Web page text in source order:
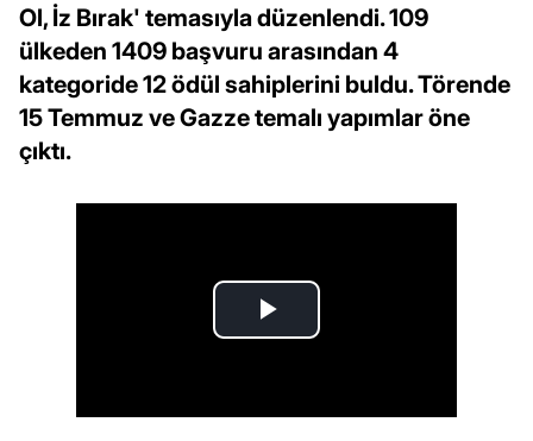
Ol, İz Bırak' temasıyla düzenlendi. 109
ülkeden 1409 başvuru arasından 4
kategoride 12 ödül sahiplerini buldu. Törende
15 Temmuz ve Gazze temalı yapımlar öne
çıktı.